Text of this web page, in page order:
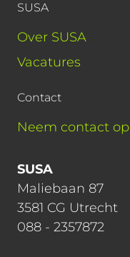
SUSA
Over SUSA
Vacatures
Contact
Neem contact op
SUSA
Maliebaan 87
3581 CG Utrecht
088 - 2357872